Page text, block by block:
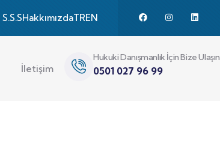
S.S.SHakkımızdaTREN
İletişim
Hukuki Danışmanlık İçin Bize Ulaşın
0501 027 96 99